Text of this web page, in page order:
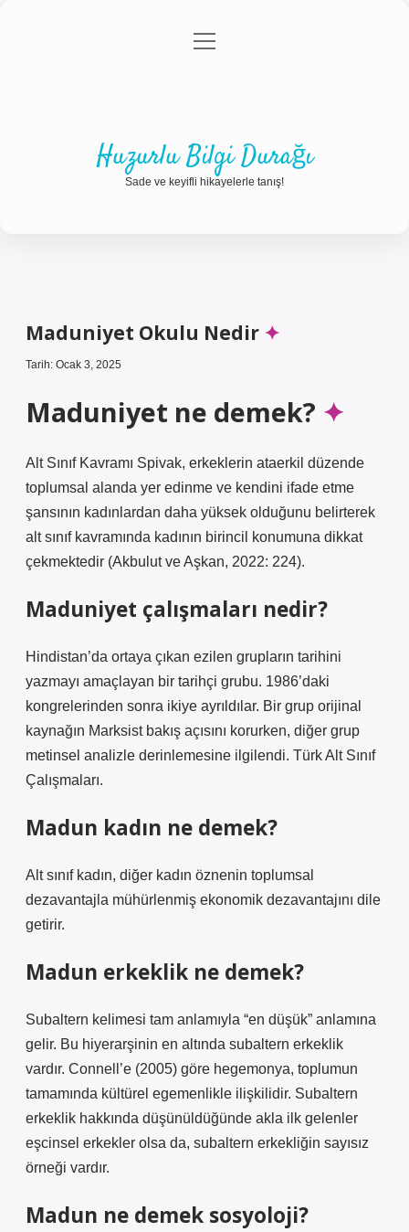
Gizlilik Politikası
menüyü
Huzurlu Bilgi Durağı
Sade ve keyifli hikayelerle tanış!
Maduniyet Okulu Nedir
Tarih: Ocak 3, 2025
Maduniyet ne demek?
Alt Sınıf Kavramı Spivak, erkeklerin ataerkil düzende
toplumsal alanda yer edinme ve kendini ifade etme
şansının kadınlardan daha yüksek olduğunu belirterek
alt sınıf kavramında kadının birincil konumuna dikkat
çekmektedir (Akbulut ve Aşkan, 2022: 224).
Maduniyet çalışmaları nedir?
Hindistan’da ortaya çıkan ezilen grupların tarihini
yazmayı amaçlayan bir tarihçi grubu. 1986’daki
kongrelerinden sonra ikiye ayrıldılar. Bir grup orijinal
kaynağın Marksist bakış açısını korurken, diğer grup
metinsel analizle derinlemesine ilgilendi. Türk Alt Sınıf
Çalışmaları.
Madun kadın ne demek?
Alt sınıf kadın, diğer kadın öznenin toplumsal
dezavantajla mühürlenmiş ekonomik dezavantajını dile
getirir.
Madun erkeklik ne demek?
Subaltern kelimesi tam anlamıyla “en düşük” anlamına
gelir. Bu hiyerarşinin en altında subaltern erkeklik
vardır. Connell’e (2005) göre hegemonya, toplumun
tamamında kültürel egemenlikle ilişkilidir. Subaltern
erkeklik hakkında düşünüldüğünde akla ilk gelenler
eşcinsel erkekler olsa da, subaltern erkekliğin sayısız
örneği vardır.
Madun ne demek sosyoloji?